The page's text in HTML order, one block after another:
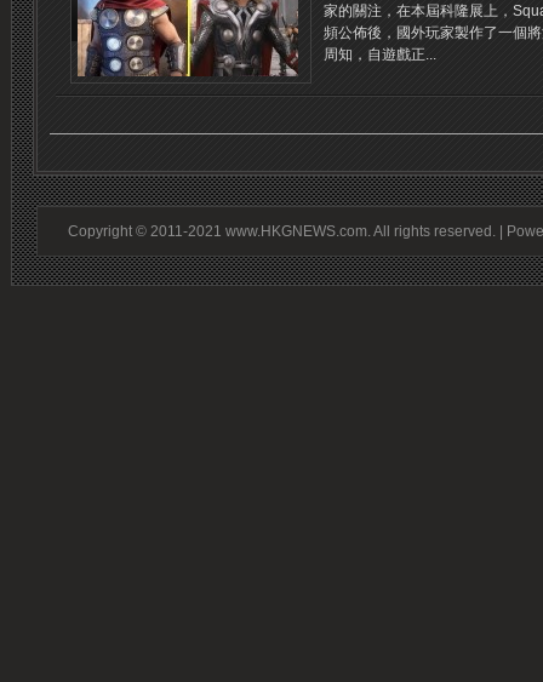
家的關注，在本屆科隆展上，
頻公佈後，國外玩家製作了一個
周知，自遊戲正...
Copyright © 2011-2021 www.HKGNEWS.com. All rights reserved. |